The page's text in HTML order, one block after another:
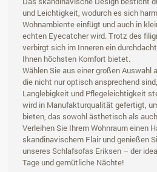
und Leichtigkeit, wodurch es sich
Wohnambiente einfügt und auch in
echten Eyecatcher wird. Trotz des
verbirgt sich im Inneren ein
Ihnen höchsten Komfort bietet.
Wählen Sie aus einer großen
die nicht nur optisch ansprechend
Langlebigkeit und Pflegeleichtigkeit
wird in Manufakturqualität gefertigt,
bieten, das sowohl ästhetisch als
Verleihen Sie Ihrem Wohnraum einen
skandinavischem Flair und genießen
unseres Schlafsofas Eriksen – der
Tage und gemütliche Nächte!